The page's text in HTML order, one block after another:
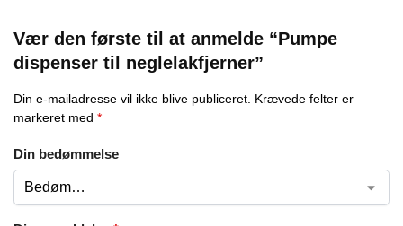
Vær den første til at anmelde “Pumpe
dispenser til neglelakfjerner”
Din e-mailadresse vil ikke blive publiceret. Krævede felter er
markeret med *
Din bedømmelse